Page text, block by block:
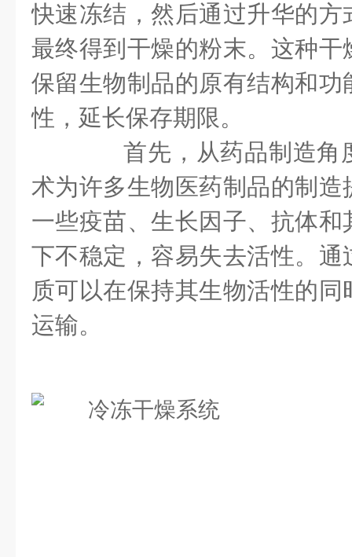
快速冻结，然后通过升华的
最终得到干燥的粉末。这种
保留生物制品的原有结构和
性，延长保存期限。
首先，从药品制造角
术为许多生物医药制品的制
一些疫苗、生长因子、抗体
下不稳定，容易失去活性。
质可以在保持其生物活性的
运输。